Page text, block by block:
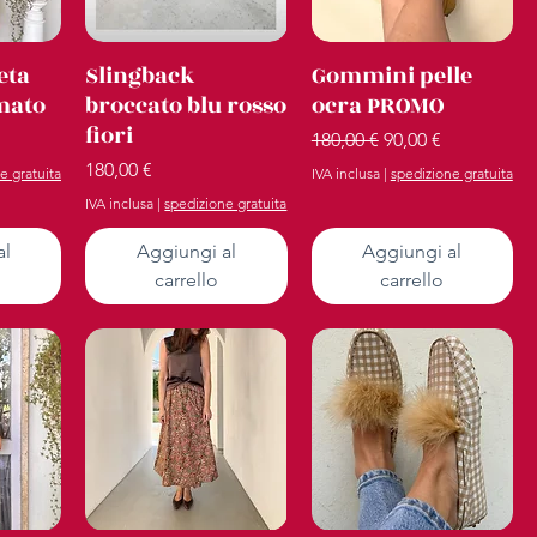
gratuita
Vista rapida
Slingback
broccato blu rosso
fiori
Prezzo
180,00 €
IVA inclusa |spedizione gratuita
Aggiungi al
carrello
Vista rapida
Gommini pelle
ocra PROMO
Prezzo regolare
180,00 € Prezzo scontato
90,00 €
IVA inclusa| spedizione gratuita
Aggiungi al
carrello